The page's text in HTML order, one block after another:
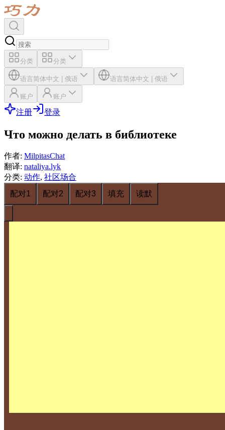
分类 分类
语言简体中文 | 俄语 语言简体中文 | 俄语
账户 账户
注册 登录
Что можно делать в библиотеке
作者: MilpitasChat
翻译: nataliya.lyk
分类: 动作, 社区场合
配对1
配对2 配对3 填充 读默